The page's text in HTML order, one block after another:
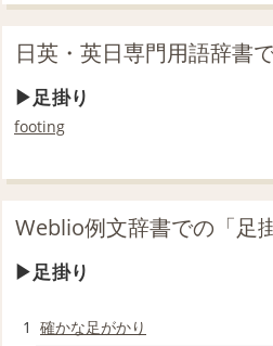
日英・英日専門用語辞書
足掛り
footing
Weblio例文辞書での「足
足掛り
1 確かな足がかり